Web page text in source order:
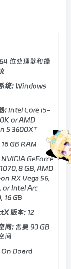
位处理器和操
统: Windows
:Intel Core i5-
or AMD
5 3600XT
16 GB RAM
NVIDIA GeForce
8 GB, AMD
RX Vega 56,
or Intel Arc
16 GB
版本: 12
间: 需要 90 GB
间
On Board